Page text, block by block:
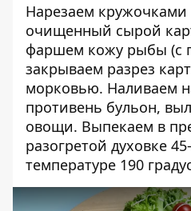
Нарезаем
очищенный сырой
фаршем кожу рыбы (с
закрываем разрез
морковью. Наливаем
противень бульон,
овощи. Выпекаем в
разогретой духовке
температуре 190